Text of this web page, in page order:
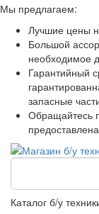
Мы предлагаем:
Лучшие цены
Большой
необходимое
Гарантийный
запасные
Обращайтесь
Каталог б/у